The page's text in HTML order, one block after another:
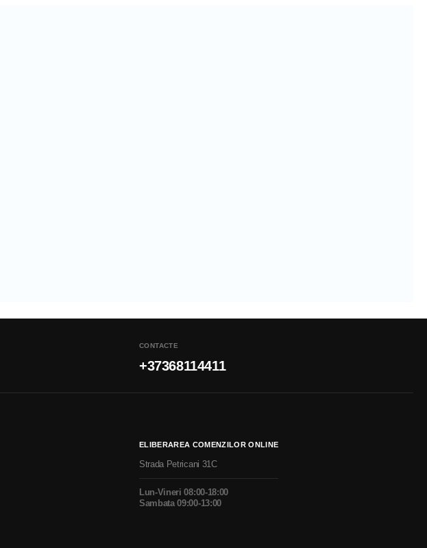
CONTACTE
+37368114411
ELIBERAREA COMENZILOR ONLINE
Strada Petricani 31C
Lun-Vineri 08:00-18:00
Sambata 09:00-13:00